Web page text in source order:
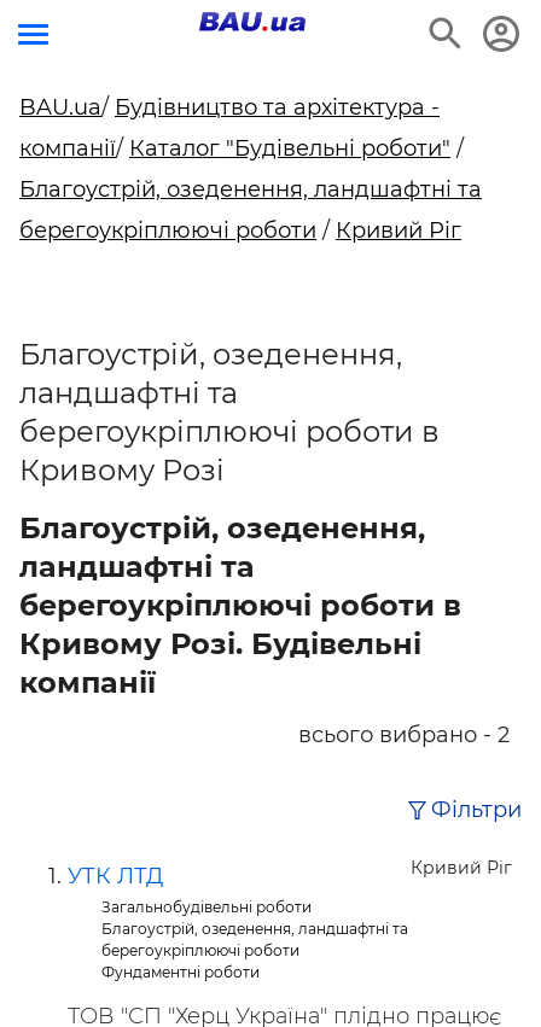
BAU.ua/ Будівництво та архітектура -
компанії/ Каталог "Будівельні роботи" /
Благоустрій, озеденення, ландшафтні та
берегоукріплюючі роботи / Кривий Ріг
Благоустрій, озеденення,
ландшафтні та
берегоукріплюючі роботи в
Кривому Розі
Благоустрій, озеденення,
ландшафтні та
берегоукріплюючі роботи в
Кривому Розі. Будівельні
компанії
всього вибрано - 2
Фільтри
Кривий Ріг
УТК ЛТД
Загальнобудівельні роботи
Благоустрій, озеденення, ландшафтні та
берегоукріплюючі роботи
Фундаментні роботи
ТОВ "СП "Херц Україна" плідно працює